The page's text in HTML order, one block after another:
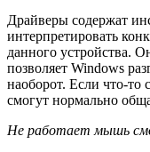
Драйверы содержат
интерпретировать
данного устройства.
позволяет Windows
наоборот. Если что-то
смогут нормально
Не работает мышь